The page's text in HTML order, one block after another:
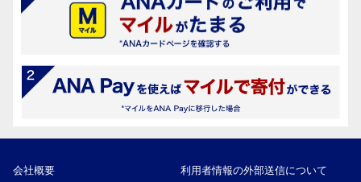
会社概要 利用者情報の外部送信について